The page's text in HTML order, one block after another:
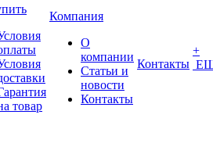
товар
Компания
О
компании
Статьи и
новости
Контакты
Контакты
+